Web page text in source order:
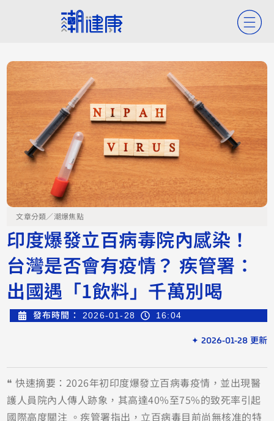
文章分類／潮爆焦點
印度爆發立百病毒院內感染！
台灣是否會有疫情？ 疾管署：
出國遇「1飲料」千萬別喝
發布時間： 2026-01-28 16:04
✦ 2026-01-28 更新
❝ 快速摘要：2026年初印度爆發立百病毒疫情，並出現醫
護人員院內人傳人跡象，其高達40%至75%的致死率引起
國際高度關注 。疾管署指出，立百病毒目前尚無核准的特